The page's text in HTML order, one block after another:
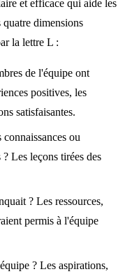
et efficace qui aide les
dimensions
la lettre L :
de l'équipe ont
positives, les
satisfaisantes.
ou
Les leçons tirées des
? Les ressources,
permis à l'équipe
? Les aspirations,